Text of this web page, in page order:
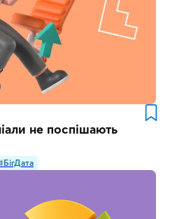
не поспішають